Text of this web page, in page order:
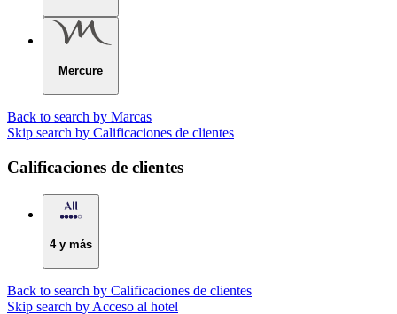
Mercure
Back to search by Marcas
Skip search by Calificaciones de clientes
Calificaciones de clientes
4 y más
Back to search by Calificaciones de clientes
Skip search by Acceso al hotel